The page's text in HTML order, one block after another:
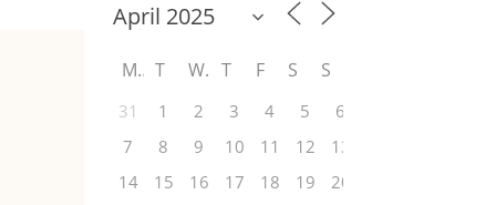
M T W T F S S
31 1 2 3 4 5
6
7
8 9 10 11 12
13
14
15 16 17 18 19
20